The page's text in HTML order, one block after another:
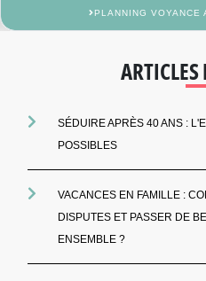
PLANNING VOYANCE
ARTICLES
SÉDUIRE APRÈS 40 ANS :
POSSIBLES
VACANCES EN FAMILLE :
DISPUTES ET PASSER DE
ENSEMBLE ?